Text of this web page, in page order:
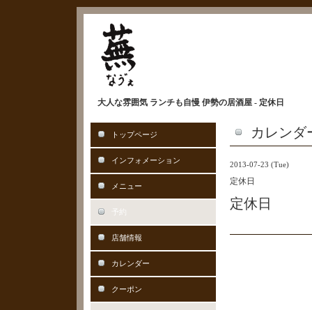
大人な雰囲気 ランチも自慢 伊勢の居酒屋 - 定休日
カレンダ
2013-07-23 (Tue)
定休日
定休日
トップページ
インフォメーション
メニュー
予約
店舗情報
カレンダー
クーポン